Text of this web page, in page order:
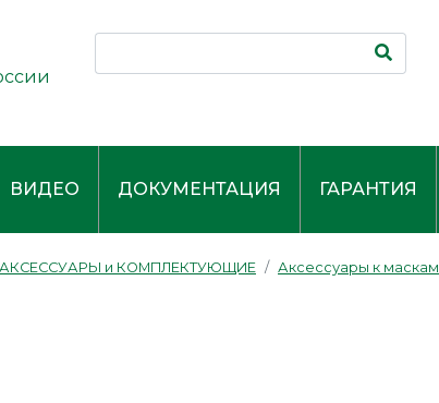
ВИДЕО ДОКУМЕНТАЦИЯ ГАРАНТИЯ
АКСЕССУАРЫ и КОМПЛЕКТУЮЩИЕ Аксессуары к маскам